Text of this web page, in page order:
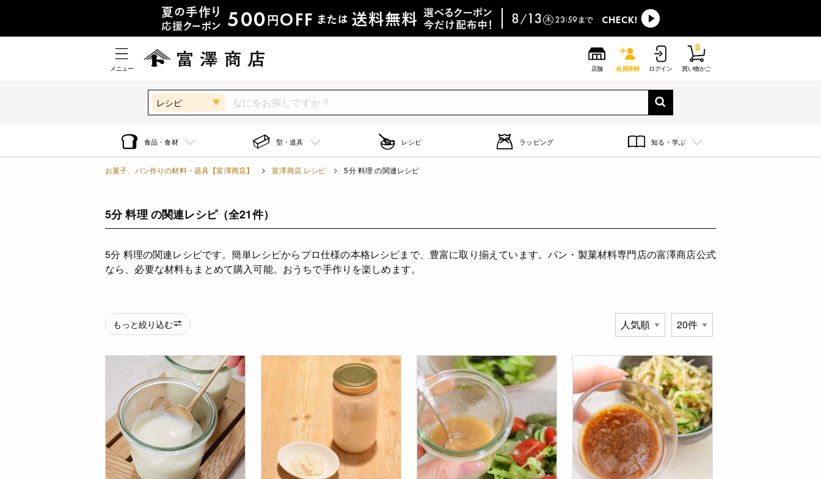
メニュー 店舗 会員登録 ログイン 買い物かご
0
レシピ
食品・食材 型・道具 レシピ ラッピング 知る・学ぶ
お菓子、パン作りの材料・器具【富澤商店】 富澤商店 レシピ 5分 料理 の関連レシピ
5分 料理 の関連レシピ（全21件）
5分 料理の関連レシピです。簡単レシピからプロ仕様の本格レシピまで、豊富に取り揃えています。パン・製菓材料専門店の富澤商店公式
なら、必要な材料もまとめて購入可能。おうちで手作りを楽しめます。
もっと絞り込む